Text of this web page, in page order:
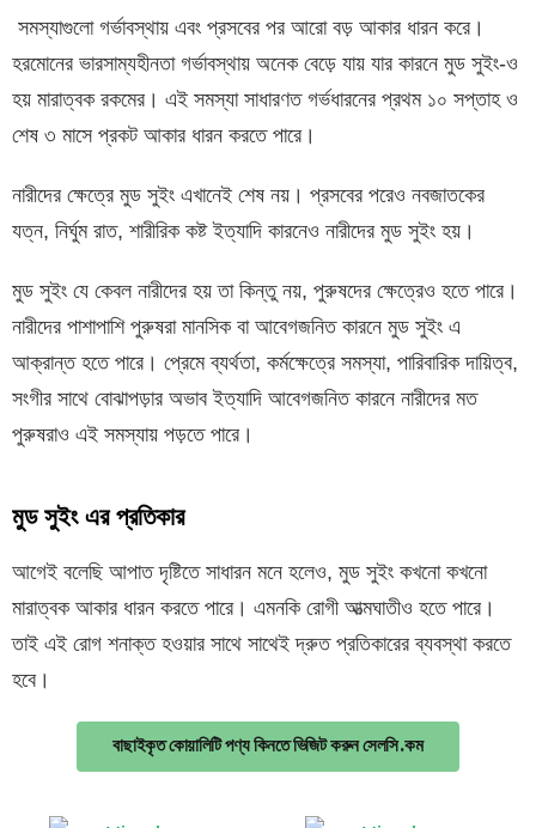
সমস্যাগুলো গর্ভাবস্থায় এবং প্রসবের পর আরো বড় আকার ধারন করে।
হরমোনের ভারসাম্যহীনতা গর্ভাবস্থায় অনেক বেড়ে যায় যার কারনে মুড সুইং-ও
হয় মারাত্বক রকমের। এই সমস্যা সাধারণত গর্ভধারনের প্রথম ১০ সপ্তাহ ও
শেষ ৩ মাসে প্রকট আকার ধারন করতে পারে।
নারীদের ক্ষেত্রে মুড সুইং এখানেই শেষ নয়। প্রসবের পরেও নবজাতকের
যত্ন, নির্ঘুম রাত, শারীরিক কষ্ট ইত্যাদি কারনেও নারীদের মুড সুইং হয়।
মুড সুইং যে কেবল নারীদের হয় তা কিন্তু নয়, পুরুষদের ক্ষেত্রেও হতে পারে।
নারীদের পাশাপাশি পুরুষরা মানসিক বা আবেগজনিত কারনে মুড সুইং এ
আক্রান্ত হতে পারে। প্রেমে ব্যর্থতা, কর্মক্ষেত্রে সমস্যা, পারিবারিক দায়িত্ব,
সংগীর সাথে বোঝাপড়ার অভাব ইত্যাদি আবেগজনিত কারনে নারীদের মত
পুরুষরাও এই সমস্যায় পড়তে পারে।
মুড সুইং এর প্রতিকার
আগেই বলেছি আপাত দৃষ্টিতে সাধারন মনে হলেও, মুড সুইং কখনো কখনো
মারাত্বক আকার ধারন করতে পারে। এমনকি রোগী আত্মঘাতীও হতে পারে।
তাই এই রোগ শনাক্ত হওয়ার সাথে সাথেই দ্রুত প্রতিকারের ব্যবস্থা করতে
হবে।
বাছাইকৃত কোয়ালিটি পণ্য কিনতে ভিজিট করুন সেলসি.কম